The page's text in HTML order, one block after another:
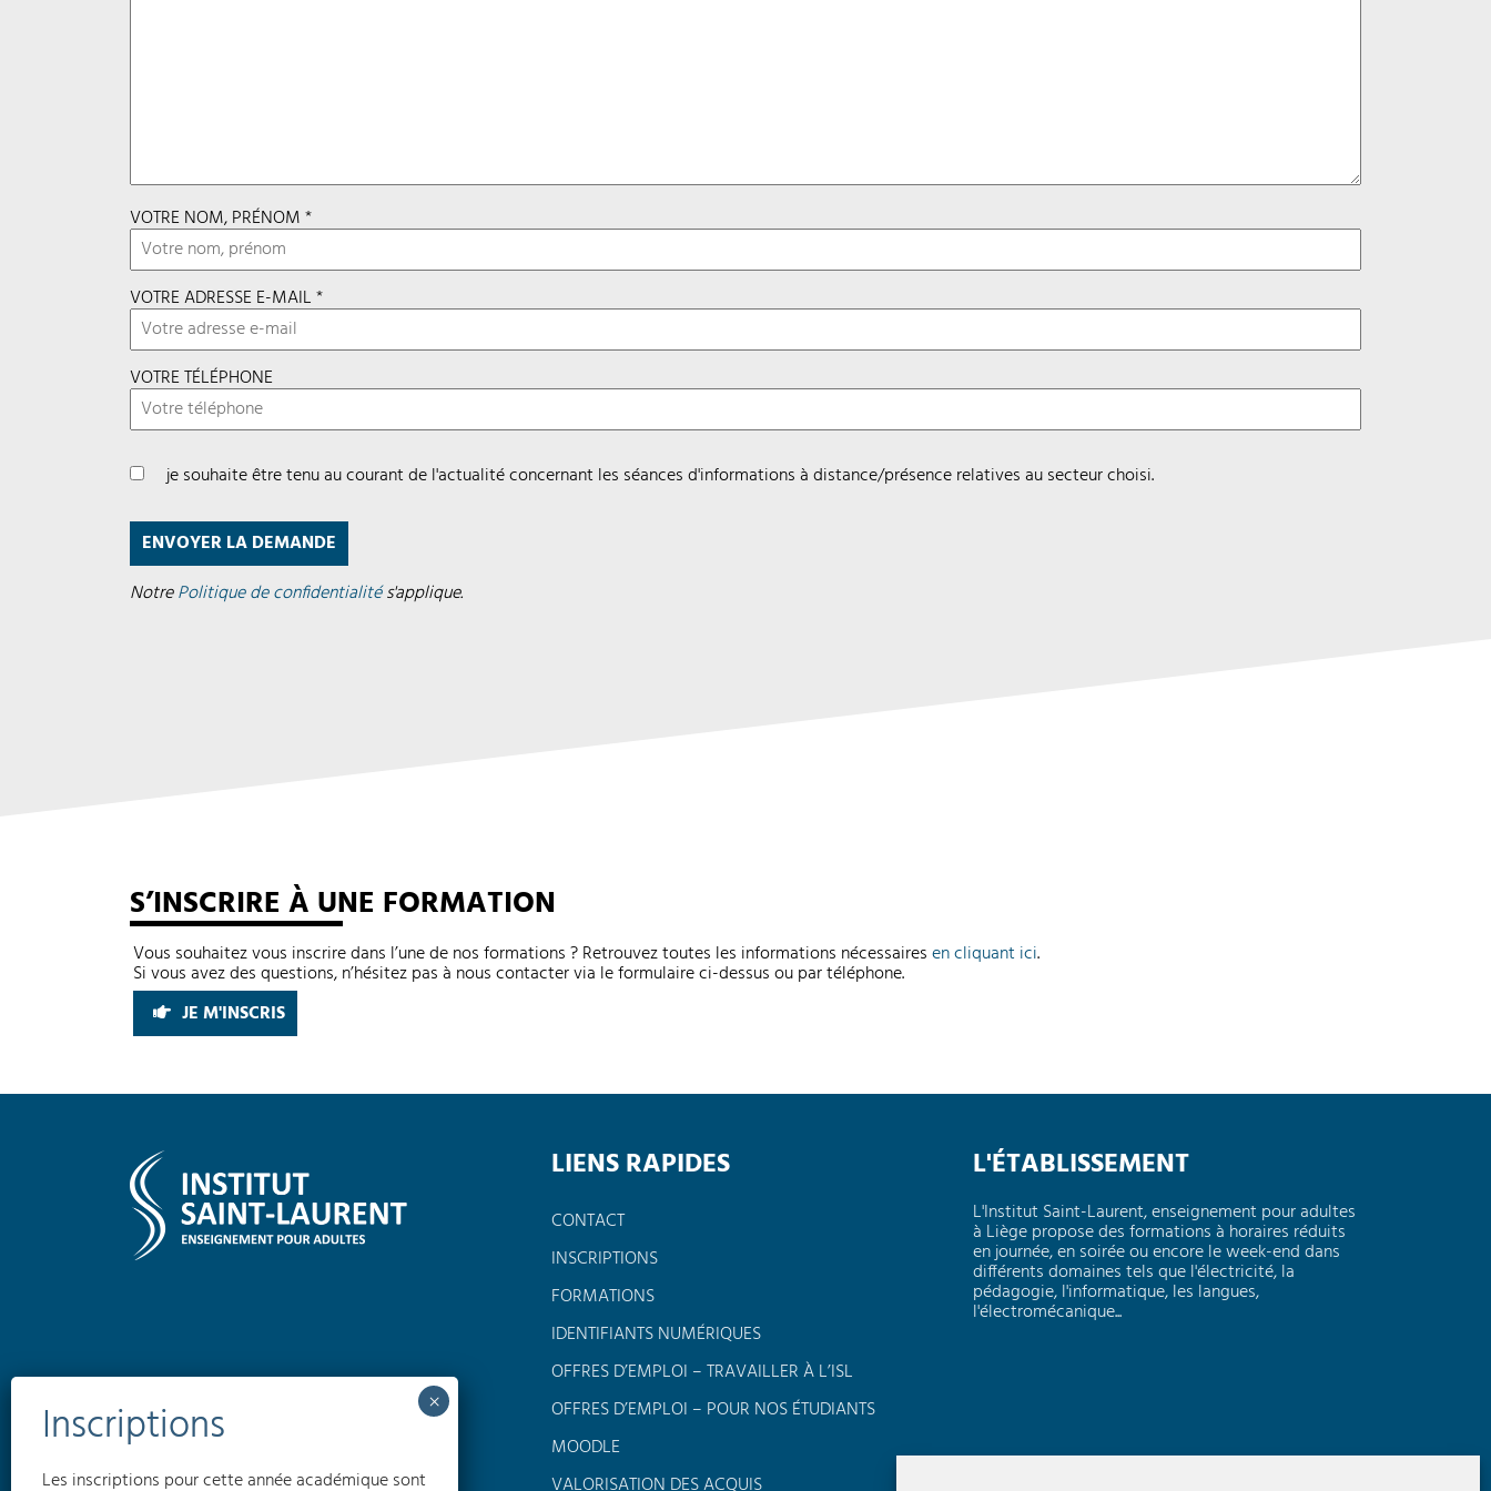
VOTRE NOM, PRÉNOM *
VOTRE ADRESSE E-MAIL *
VOTRE TÉLÉPHONE
je souhaite être tenu au courant de l'actualité concernant les séances d'informations à distance/présence relatives au secteur choisi.
NotrePolitique de confidentialités'applique.
S’INSCRIRE À UNE FORMATION
Vous souhaitez vous inscrire dans l’une de nos formations ? Retrouvez toutes les informations nécessairesen cliquant ici.
Si vous avez des questions, n’hésitez pas à nous contacter via le formulaire ci-dessus ou par téléphone.
JE M'INSCRIS
LIENS RAPIDES
CONTACT
INSCRIPTIONS
FORMATIONS
IDENTIFIANTS NUMÉRIQUES
OFFRES D’EMPLOI – TRAVAILLER À L’ISL
OFFRES D’EMPLOI – POUR NOS ÉTUDIANTS
MOODLE
L'ÉTABLISSEMENT
L'Institut Saint-Laurent, enseignement pour adultes
à Liège propose des formations à horaires réduits
en journée, en soirée ou encore le week-end dans
différents domaines tels que l'électricité, la
pédagogie, l'informatique, les langues,
l'électromécanique...
Les inscriptions pour cette année académique sont